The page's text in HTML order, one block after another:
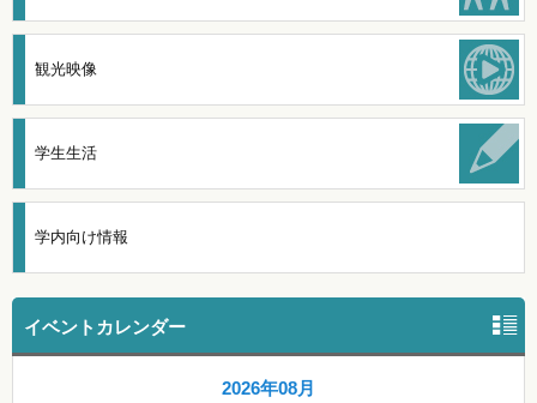
観光映像
学生生活
学内向け情報
イベントカレンダー
2026年08月